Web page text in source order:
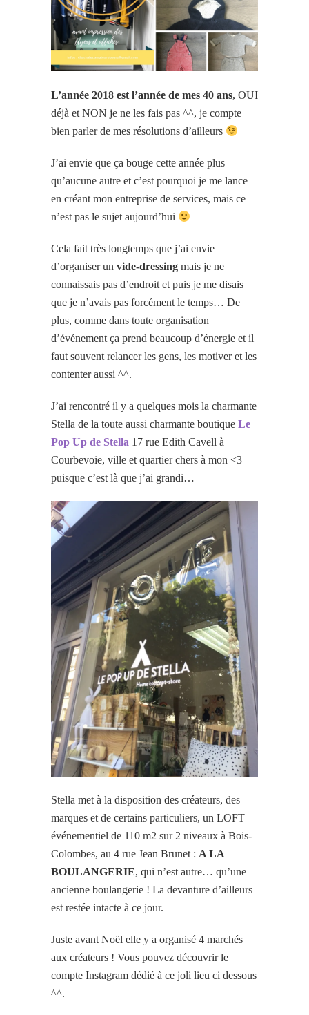
L’année 2018 est l’année de mes 40 ans, OUI
déjà et NON je ne les fais pas ^^, je compte
bien parler de mes résolutions d’ailleurs
J’ai envie que ça bouge cette année plus
qu’aucune autre et c’est pourquoi je me lance
en créant mon entreprise de services, mais ce
n’est pas le sujet aujourd’hui
Cela fait très longtemps que j’ai envie
d’organiser un vide-dressing mais je ne
connaissais pas d’endroit et puis je me disais
que je n’avais pas forcément le temps… De
plus, comme dans toute organisation
d’événement ça prend beaucoup d’énergie et il
faut souvent relancer les gens, les motiver et les
contenter aussi ^^.
J’ai rencontré il y a quelques mois la charmante
Stella de la toute aussi charmante boutique Le
Pop Up de Stella 17 rue Edith Cavell à
Courbevoie, ville et quartier chers à mon <3
puisque c’est là que j’ai grandi…
Stella met à la disposition des créateurs, des
marques et de certains particuliers, un LOFT
événementiel de 110 m2 sur 2 niveaux à Bois-
Colombes, au 4 rue Jean Brunet : A LA
BOULANGERIE, qui n’est autre… qu’une
ancienne boulangerie ! La devanture d’ailleurs
est restée intacte à ce jour.
Juste avant Noël elle y a organisé 4 marchés
aux créateurs ! Vous pouvez découvrir le
compte Instagram dédié à ce joli lieu ci dessous
^^.